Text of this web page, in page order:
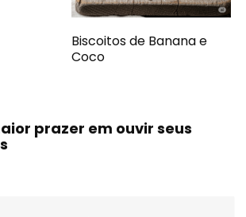
Biscoitos de Banana e
Coco
prazer em ouvir seus